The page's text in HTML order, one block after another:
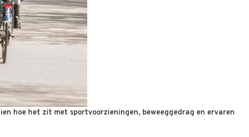
hoe het zit met sportvoorzieningen, beweeggedrag en ervaren